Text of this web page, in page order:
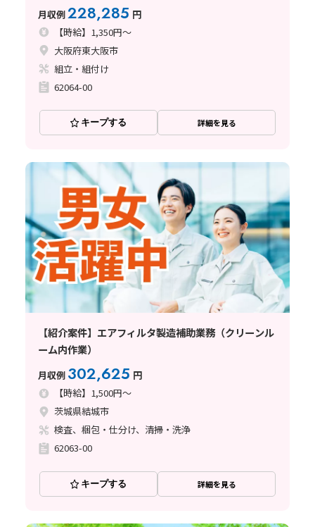
月収例228,285 円
【時給】1,350円～
大阪府東大阪市
組立・組付け
62064-00
キープする 詳細を見る
【紹介案件】エアフィルタ製造補助業務（クリーンル
ーム内作業）
月収例 302,625 円
【時給】1,500円～
茨城県結城市
検査、梱包・仕分け、清掃・洗浄
62063-00
キープする 詳細を見る